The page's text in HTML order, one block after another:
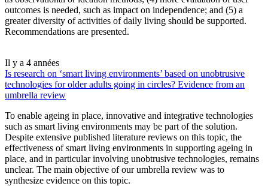
outcomes is needed, such as impact on independence; and (5) a
greater diversity of activities of daily living should be supported.
Recommendations are presented.
Il y a 4 années
Is research on ‘smart living environments’ based on unobtrusive
technologies for older adults going in circles? Evidence from an
umbrella review
To enable ageing in place, innovative and integrative technologies
such as smart living environments may be part of the solution.
Despite extensive published literature reviews on this topic, the
effectiveness of smart living environments in supporting ageing in
place, and in particular involving unobtrusive technologies, remains
unclear. The main objective of our umbrella review was to
synthesize evidence on this topic.